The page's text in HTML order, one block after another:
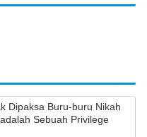
Dipaksa Buru-buru Nikah
Sebuah Privilege